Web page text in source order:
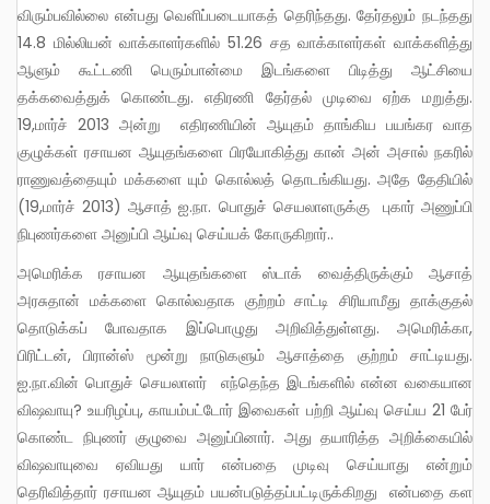
விரும்பவில்லை என்பது வெளிப்படையாகத் தெரிந்தது. தேர்தலும் நடந்தது
14.8 மில்லியன் வாக்காளர்களில் 51.26 சத வாக்காளர்கள் வாக்களித்து
ஆளும் கூட்டணி பெரும்பான்மை இடங்களை பிடித்து ஆட்சியை
தக்கவைத்துக் கொண்டது. எதிரணி தேர்தல் முடிவை ஏற்க மறுத்து.
19,மார்ச் 2013 அன்று எதிரணியின் ஆயுதம் தாங்கிய பயங்கர வாத
குழுக்கள் ரசாயன ஆயுதங்களை பிரயோகித்து கான் அன் அசால் நகரில்
ராணுவத்தையும் மக்களை யும் கொல்லத் தொடங்கியது. அதே தேதியில்
(19,மார்ச் 2013) ஆசாத் ஐ.நா. பொதுச் செயலாளருக்கு புகார் அணுப்பி
நிபுணர்களை அனுப்பி ஆய்வு செய்யக் கோருகிறார்..
அமெரிக்க ரசாயன ஆயுதங்களை ஸ்டாக் வைத்திருக்கும் ஆசாத்
அரசுதான் மக்களை கொல்வதாக குற்றம் சாட்டி சிரியாமீது தாக்குதல்
தொடுக்கப் போவதாக இப்பொழுது அறிவித்துள்ளது. அமெரிக்கா,
பிரிட்டன், பிரான்ஸ் மூன்று நாடுகளும் ஆசாத்தை குற்றம் சாட்டியது.
ஐ.நா.வின் பொதுச் செயலாளர் எந்தெந்த இடங்களில் என்ன வகையான
விஷவாயு? உயரிழப்பு, காயம்பட்டோர் இவைகள் பற்றி ஆய்வு செய்ய 21 பேர்
கொண்ட நிபுணர் குழுவை அனுப்பினார். அது தயாரித்த அறிக்கையில்
விஷவாயுவை ஏவியது யார் என்பதை முடிவு செய்யாது என்றும்
தெரிவித்தார் ரசாயன ஆயுதம் பயன்படுத்தப்பட்டிருக்கிறது என்பதை கள